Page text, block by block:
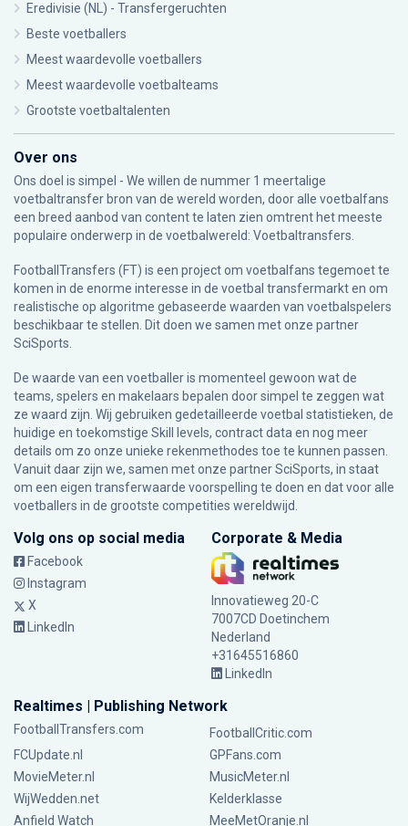
Eredivisie (NL) - Transfergeruchten
Beste voetballers
Meest waardevolle voetballers
Meest waardevolle voetbalteams
Grootste voetbaltalenten
Over ons
Ons doel is simpel - We willen de nummer 1 meertalige
voetbaltransfer bron van de wereld worden, door alle voetbalfans
een breed aanbod van content te laten zien omtrent het meeste
populaire onderwerp in de voetbalwereld: Voetbaltransfers.
FootballTransfers (FT) is een project om voetbalfans tegemoet te
komen in de enorme interesse in de voetbal transfermarkt en om
realistische op algoritme gebaseerde waarden van voetbalspelers
beschikbaar te stellen. Dit doen we samen met onze partner
SciSports
De waarde van een voetballer is momenteel gewoon wat de
teams, spelers en makelaars bepalen door simpel te zeggen wat
ze waard zijn. Wij gebruiken gedetailleerde voetbal statistieken, de
huidige en toekomstige Skill levels, contract data en nog meer
details om zo onze unieke rekenmethodes toe te kunnen passen.
Vanuit daar zijn we, samen met onze partner SciSports, in staat
om een eigen transferwaarde voorspelling te doen en dat voor alle
voetballers in de grootste competities wereldwijd.
Volg ons op social media
Facebook
Instagram
X
LinkedIn
Corporate & Media
Innovatieweg 20-C
7007CD Doetinchem
Nederland
+31645516860
LinkedIn
Realtimes | Publishing Network
FootballTransfers.com
FootballCritic.com
FCUpdate.nl
GPFans.com
MovieMeter.nl
MusicMeter.nl
WijWedden.net
Kelderklasse
Anfield Watch
MeeMetOranje.nl